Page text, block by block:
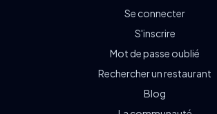
Se connecter
S'inscrire
Mot de passe oublié
Rechercher un restaurant
Blog